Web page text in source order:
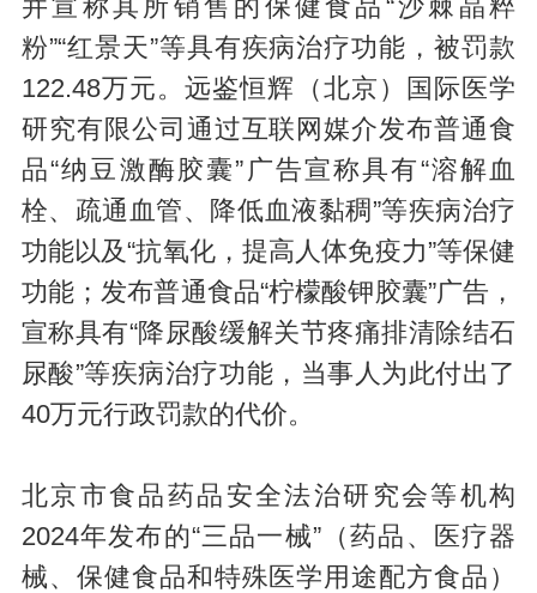
并宣称其所销售的保健食品“沙棘晶粹
粉”“红景天”等具有疾病治疗功能，被罚款
122.48万元。远鉴恒辉（北京）国际医学
研究有限公司通过互联网媒介发布普通食
品“纳豆激酶胶囊”广告宣称具有“溶解血
栓、疏通血管、降低血液黏稠”等疾病治疗
功能以及“抗氧化，提高人体免疫力”等保健
功能；发布普通食品“柠檬酸钾胶囊”广告，
宣称具有“降尿酸缓解关节疼痛排清除结石
尿酸”等疾病治疗功能，当事人为此付出了
40万元行政罚款的代价。
北京市食品药品安全法治研究会等机构
2024年发布的“三品一械”（药品、医疗器
械、保健食品和特殊医学用途配方食品）